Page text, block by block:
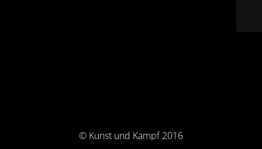
© Kunst und Kampf 2016